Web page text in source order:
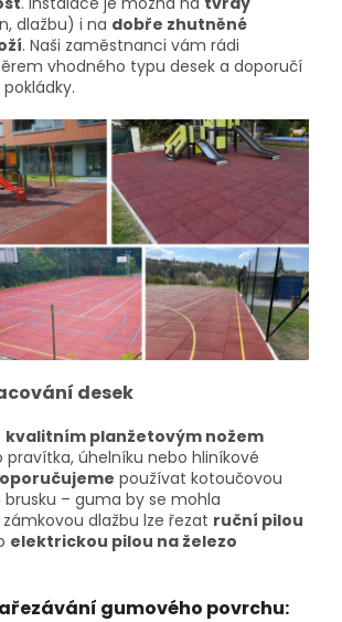
dlažbu) i na dobře zhutněné
. Naši zaměstnanci vám rádi
vhodného typu desek a doporučí
desek
kvalitním planžetovým nožem
pravítka, úhelníku nebo hliníkové
používat kotoučovou
– guma by se mohla
dlažbu lze řezat ruční pilou
elektrickou pilou na železo
gumového povrchu: